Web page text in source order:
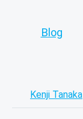
Blog
Kenji Tanaka